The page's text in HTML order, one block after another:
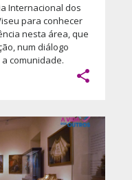
Internacional dos
para conhecer
nesta área, que
num diálogo
comunidade.
